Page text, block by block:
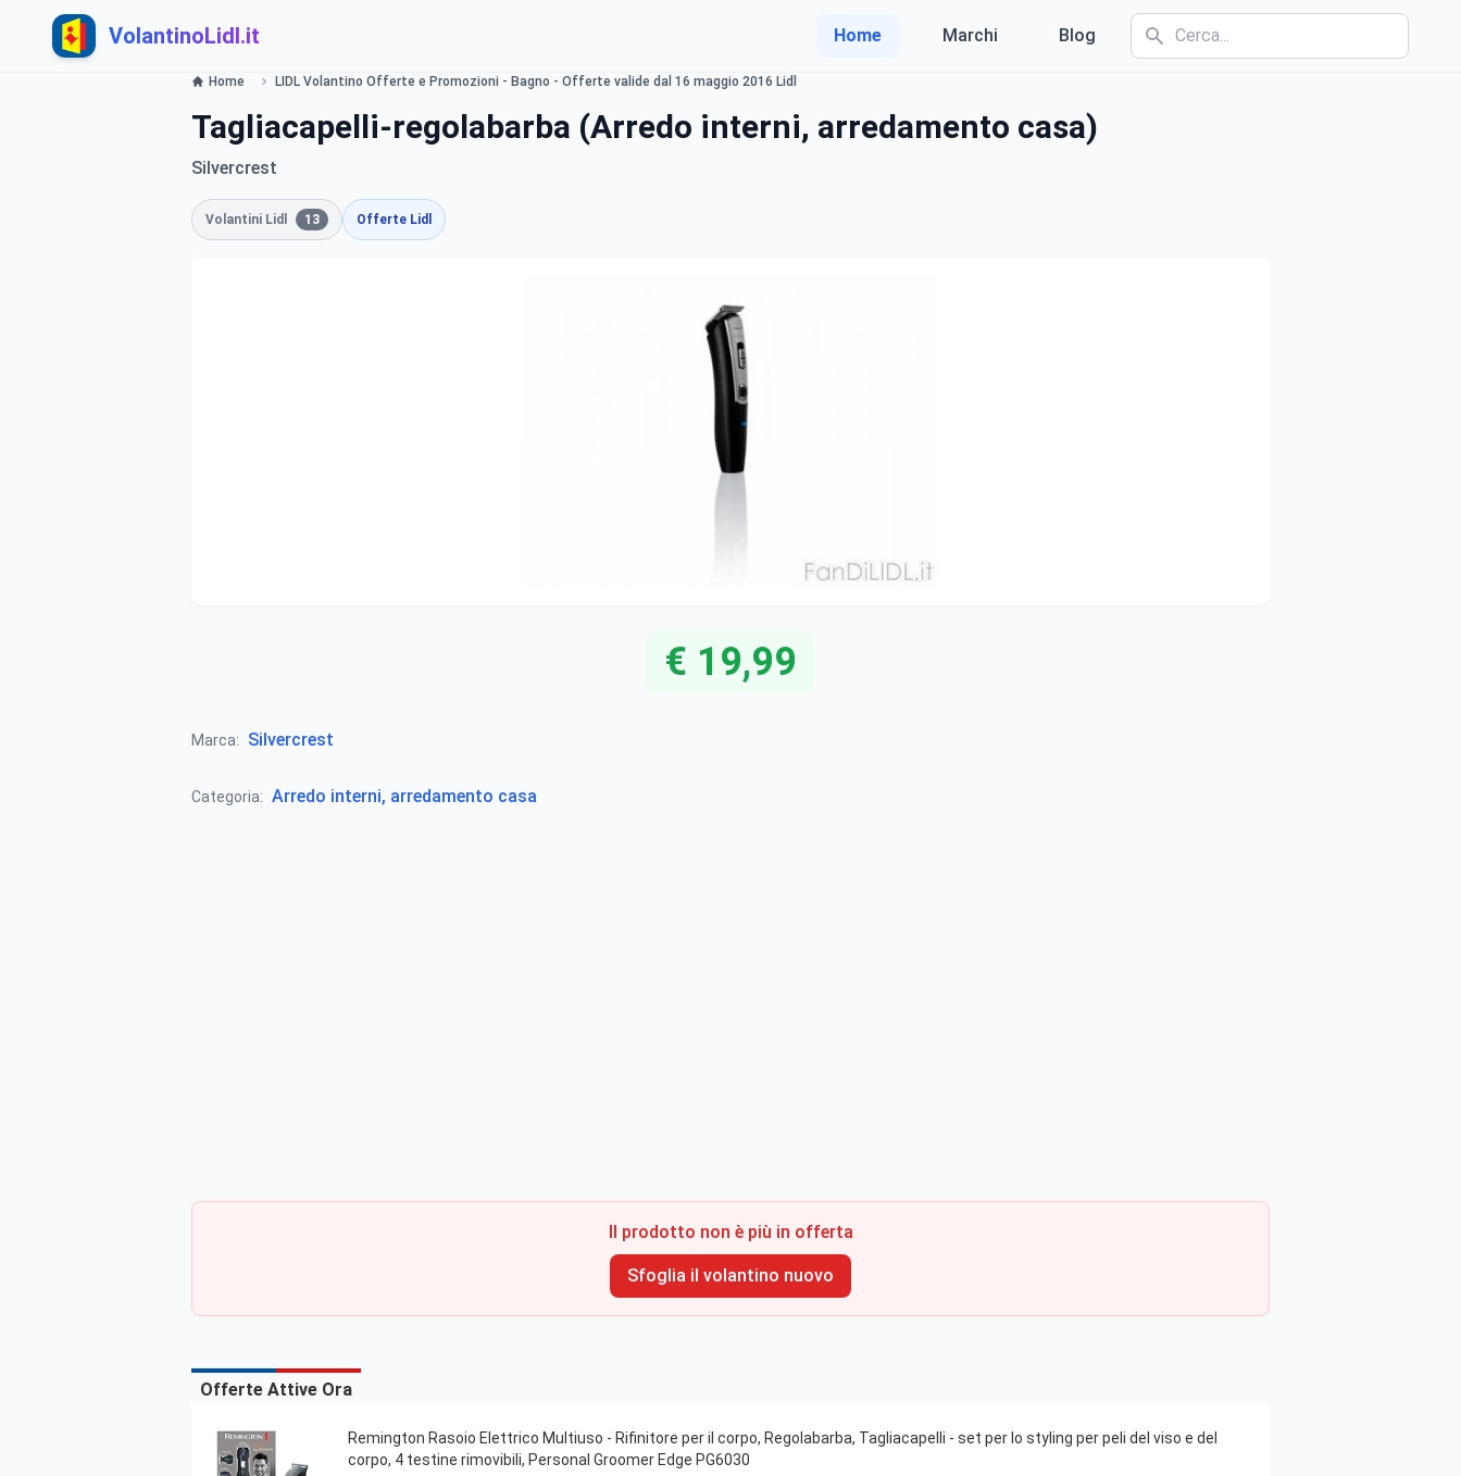
VolantinoLidl.it Home Marchi Blog
Home LIDL Volantino Offerte e Promozioni - Bagno - Offerte valide dal 16 maggio 2016 Lidl
Tagliacapelli-regolabarba (Arredo interni, arredamento casa)
Silvercrest
Volantini Lidl 13 Offerte Lidl
€ 19,99
Marca: Silvercrest
Categoria: Arredo interni, arredamento casa
Il prodotto non è più in offerta
Sfoglia il volantino nuovo
Offerte Attive Ora
Remington Rasoio Elettrico Multiuso - Rifinitore per il corpo, Regolabarba, Tagliacapelli - set per lo styling per peli del viso e del
corpo, 4 testine rimovibili, Personal Groomer Edge PG6030